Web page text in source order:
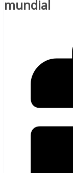
mundial